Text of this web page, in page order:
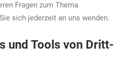
Fragen zum Thema
sich jederzeit an uns wenden.
und Tools von Dritt­